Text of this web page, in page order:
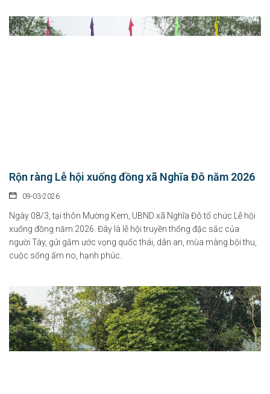
Rộn ràng Lễ hội xuống đồng xã Nghĩa Đô năm 2026
09-03-2026
Ngày 08/3, tại thôn Mường Kem, UBND xã Nghĩa Đô tổ chức Lễ hội
xuống đồng năm 2026. Đây là lễ hội truyền thống đặc sắc của
người Tày, gửi gắm ước vọng quốc thái, dân an, mùa màng bội thu,
cuộc sống ấm no, hạnh phúc.